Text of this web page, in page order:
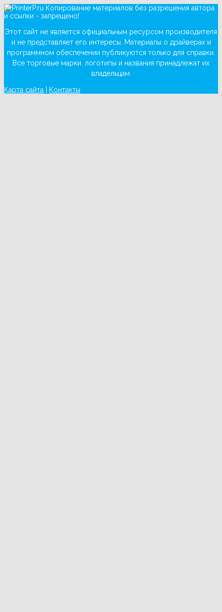
Копирование материалов без разрешения автора
и ссылки - запрещено!
Этот сайт не является официальным ресурсом производителя
и не представляет его интересы. Материалы о драйверах и
программном обеспечении публикуются только для справки.
Все торговые марки, логотипы и названия принадлежат их
владельцам.
Карта сайта Контакты